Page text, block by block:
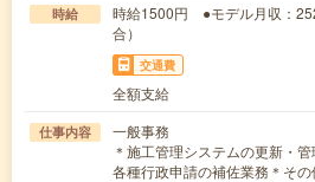
時給
時給1500円 ●モデル月収：
合）
交通費
全額支給
仕事内容
一般事務
＊施工管理システムの更新・
各種行政申請の補佐業務＊そ